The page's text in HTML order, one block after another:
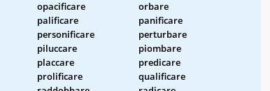
opacificare
orbare
palificare
panificare
personificare
perturbare
piluccare
piombare
placcare
predicare
prolificare
qualificare